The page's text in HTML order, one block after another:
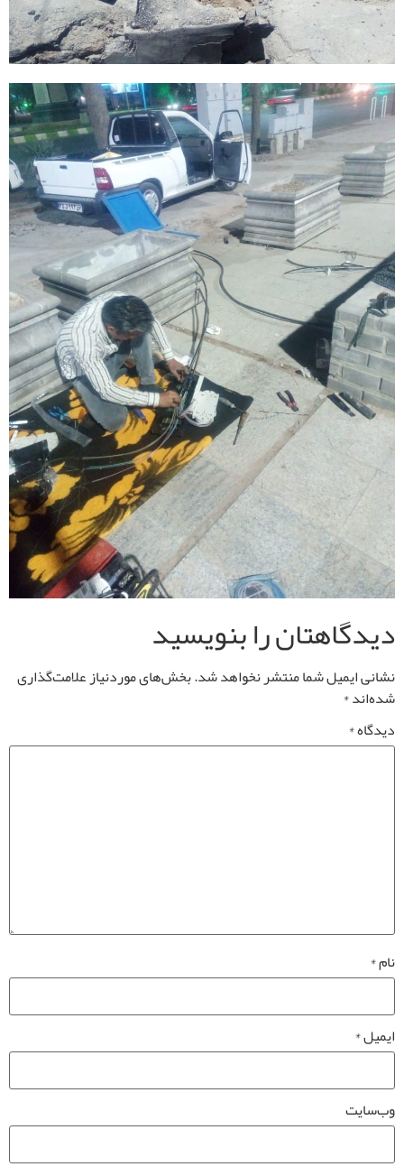
دیدگاهتان را بنویسید
نشانی ایمیل شما منتشر نخواهد شد.بخش‌های موردنیاز علامت‌گذاری
شده‌اند*
دیدگاه*
نام*
ایمیل*
وب‌سایت